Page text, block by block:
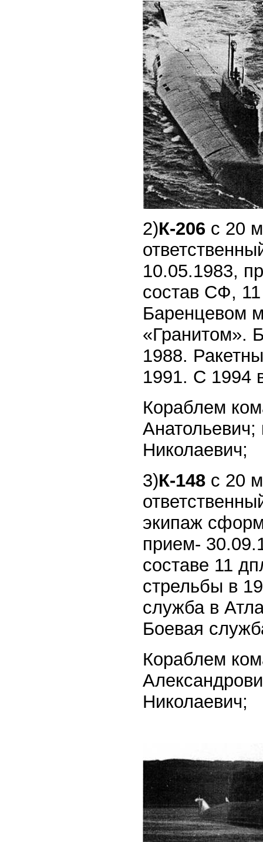
2)К-206 с 20
10.05.1983,
состав СФ,
Баренцевом
«Гранитом».
1988.
1991. С 1994
Кораблем
Николаевич;
3)К-148 с 20
экипаж
прием-
составе 11
стрельбы в
служба в
Боевая
Кораблем
Николаевич;